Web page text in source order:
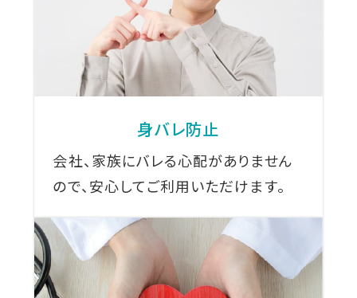
身バレ防止
会社、家族にバレる心配がありません
ので、安心してご利用いただけます。